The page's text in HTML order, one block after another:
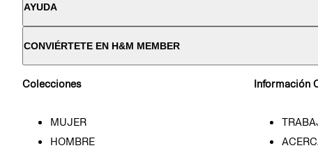
AYUDA
CONVIÉRTETE EN H&M MEMBER
Colecciones
MUJER
HOMBRE
Información